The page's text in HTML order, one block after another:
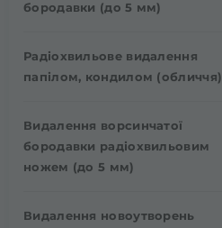
бородавки (до 5 мм)
Радіохвильове видалення
папілом, кондилом (обличчя)
Видалення ворсинчатої
бородавки радіохвильовим
ножем (до 5 мм)
Видалення новоутворень